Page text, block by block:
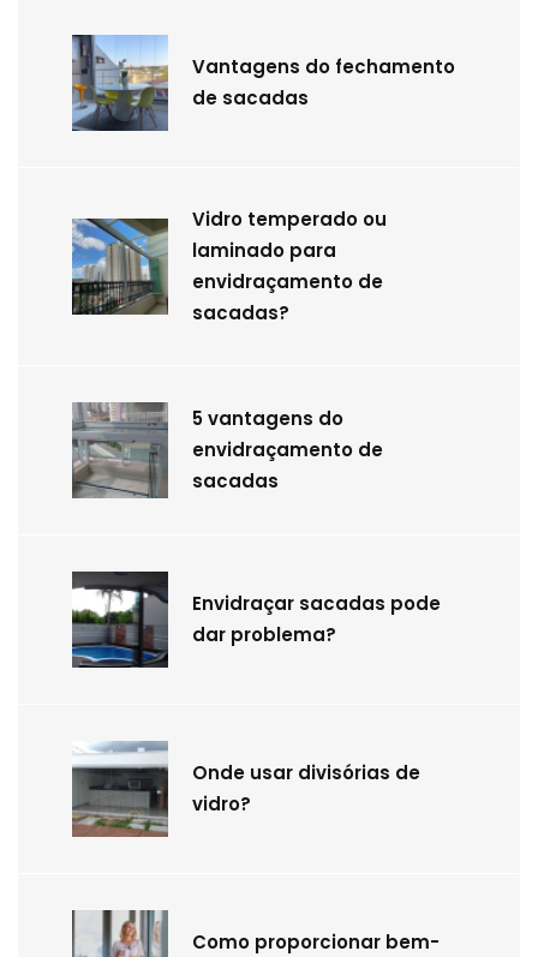
Vantagens do fechamento
de sacadas
Vidro temperado ou
laminado para
envidraçamento de
sacadas?
5 vantagens do
envidraçamento de
sacadas
Envidraçar sacadas pode
dar problema?
Onde usar divisórias de
vidro?
Como proporcionar bem-